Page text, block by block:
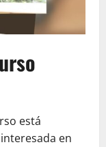
está
en